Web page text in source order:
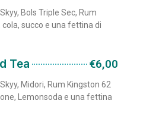
Bols Triple Sec, Rum
cola, succo e una fettina di
Tea €6,00
Midori, Rum Kingston 62
Lemonsoda e una fettina